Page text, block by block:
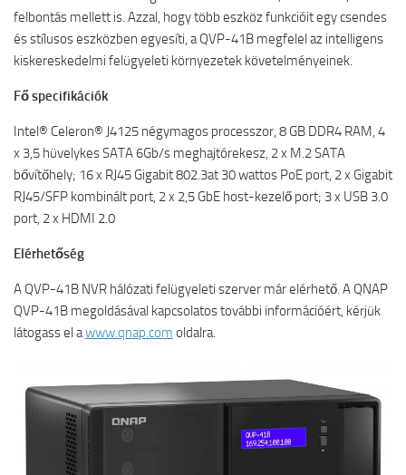
felbontás mellett is. Azzal, hogy több eszköz funkcióit egy csendes
és stílusos eszközben egyesíti, a QVP-41B megfelel az intelligens
kiskereskedelmi felügyeleti környezetek követelményeinek.
Fő specifikációk
Intel® Celeron® J4125 négymagos processzor, 8 GB DDR4 RAM, 4
x 3,5 hüvelykes SATA 6Gb/s meghajtórekesz, 2 x M.2 SATA
bővítőhely; 16 x RJ45 Gigabit 802.3at 30 wattos PoE port, 2 x Gigabit
RJ45/SFP kombinált port, 2 x 2,5 GbE host-kezelő port; 3 x USB 3.0
port, 2 x HDMI 2.0
Elérhetőség
A QVP-41B NVR hálózati felügyeleti szerver már elérhető. A QNAP
QVP-41B megoldásával kapcsolatos további információért, kérjük
látogass el awww.qnap.com oldalra.